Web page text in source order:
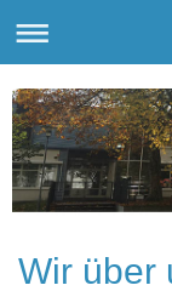
Wir über